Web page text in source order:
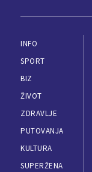
INFO
SPORT
BIZ
ŽIVOT
ZDRAVLJE
PUTOVANJA
KULTURA
SUPERŽENA